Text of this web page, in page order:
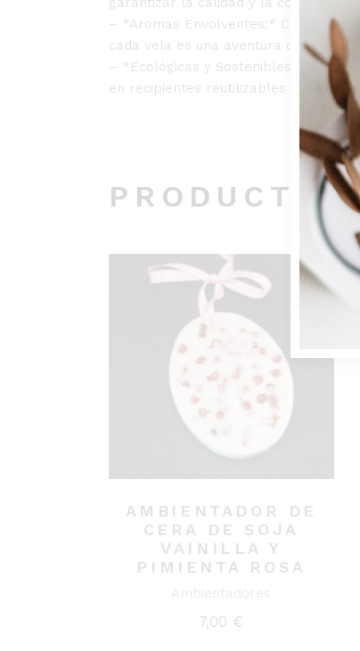
– *Aromas Envolventes:* Con una
cada vela es una aventura olfativa
– *Ecológicas y Sostenibles:*
en recipientes reutilizables y
AMBIENTADOR DE
CERA DE SOJA
VAINILLA Y
PIMIENTA ROSA
7,00 €